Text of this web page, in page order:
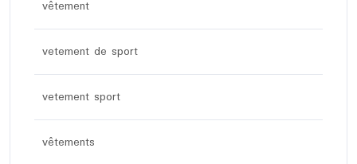
vêtement
vetement de sport
vetement sport
vêtements